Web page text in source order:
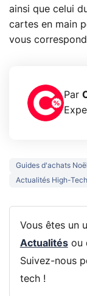
ainsi que celui
cartes en main
vous
Par
Guides d'achats
Actualités High-Tech
Vous êtes un
Actualitésou
Suivez-nous
tech !